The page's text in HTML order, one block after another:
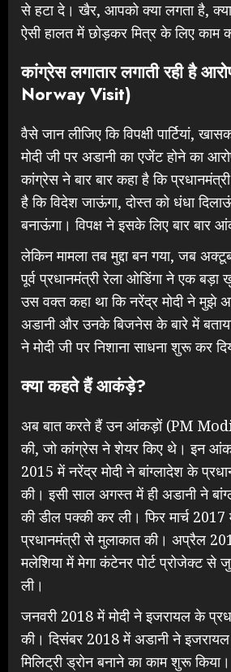
से हटा दे। खैर, आपको क्या लगता है, क्या
ऐसी हालत में छोड़कर मित्र के लिए काम
कांग्रेस लगातार लगाती रही है
Norway Visit)
वैसे जान लीजिए कि विपक्षी पार्टियां,
मोदी जी पर अडानी का एजेंट होने का
कांग्रेस ने बार बार कहा है कि
है कि विदेश जाऊंगा, दोस्त को धंधा
बनाऊंगा। विपक्ष ने इसके लिए बार बार
लेकिन मामला तब मुद्दा बन गया, जब
पूर्व प्रधानमंत्री रेला ओडिंगा ने एक बड़ा
उस वक्त कहा था कि नरेंद्र मोदी ने मुझे
अडानी और उनके बिजनेस के बारे में
ने मोदी जी पर निशाना साधना शुरू कर
क्या कहते हैं आकंड़े?
अब बात करते हैं उन आंकड़ों (PM
की, जो कांग्रेस ने शेयर किए थे। इन
2015 में नरेंद्र मोदी ने बांग्लादेश के
की। इसी साल अगस्त में ही अडानी ने
की डील पक्की कर ली। फिर मार्च 2017
प्रधानमंत्री से मुलाकात की। अप्रैल
मलेशिया में मेगा कंटेनर पोर्ट प्रोजेक्ट से
ली।
जनवरी 2018 में मोदी ने इजरायल के
की। दिसंबर 2018 में अडानी ने
मिलिट्री ड्रोन बनाने का काम शुरू